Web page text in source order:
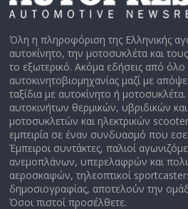
Όλη η πληροφόριση της Ελληνικής
αυτοκίνητο, την μοτοσυκλέτα και
το εξωτερικό. Ακόμα εδήσεις από
αυτοκινητοβιομηχανίας μαζί με
ταξίδια με αυτοκίνητο ή
αυτοκινήτων θερμικών, υβριδικών
μοτοσυκλετών και ηλεκτρικών
εμπειρία σε έναν συνδυασμό που
Έμπειροι συντάκτες, παλιοί
ανεμοπλάνων, υπερελαφρών και
αεροσκαφών, τηλεοπτικοί
δημοσιογραφίας, αποτελούν την
Όσοι πιστοί προσέλθετε.